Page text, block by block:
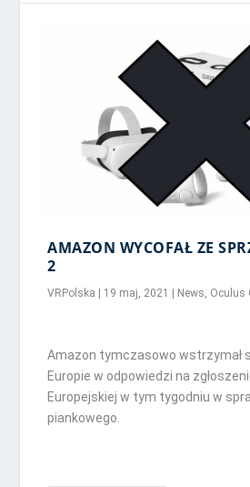
AMAZON WYCOFAŁ ZE
2
VRPolska 19 maj, 2021 News, Oculus
Amazon tymczasowo wstrzymał
Europie w odpowiedzi na
Europejskiej w tym tygodniu w
piankowego.